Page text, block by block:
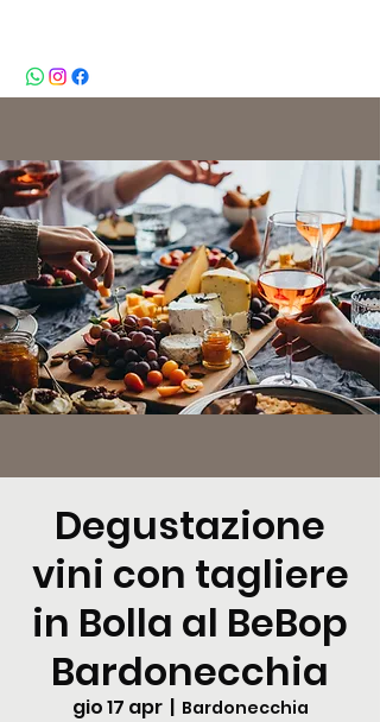
Degustazione
vini con tagliere
in Bolla al BeBop
Bardonecchia
gio 17 apr
  |
Bardonecchia